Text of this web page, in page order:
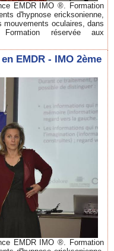
EMDR IMO ®. Formation
d'hypnose ericksonienne,
mouvements oculaires, dans
réservée aux
EMDR - IMO 2ème
EMDR IMO ®. Formation